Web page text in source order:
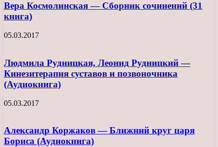
Вера Космолинская — Сборник сочинений (31
книга)
05.03.2017
Людмила Рудницкая, Леонид Рудницкий —
Кинезитерапия суставов и позвоночника
(Аудиокнига)
05.03.2017
Александр Коржаков — Ближний круг царя
Бориса (Аудиокнига)